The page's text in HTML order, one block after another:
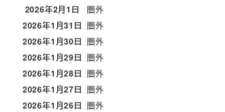
2026年2月1日
圏外
2026年1月31日 圏外
2026年1月30日 圏外
2026年1月29日 圏外
2026年1月28日 圏外
2026年1月27日 圏外
2026年1月26日 圏外